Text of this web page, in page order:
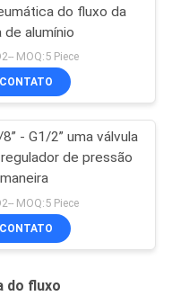
do fluxo da
de alumínio
MOQ:5 Piece
CONTATO
- G1/2” uma válvula
de pressão
MOQ:5 Piece
CONTATO
do fluxo